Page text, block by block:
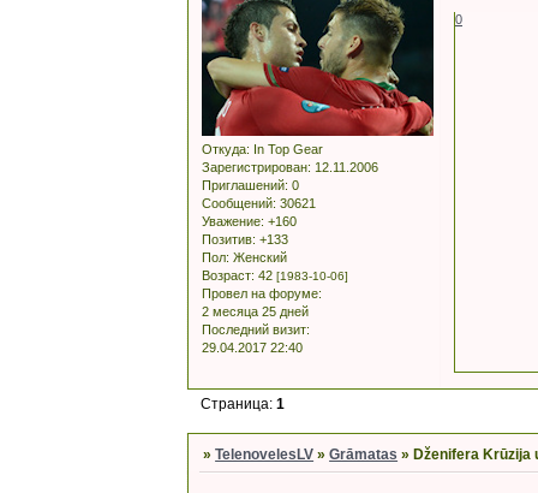
Откуда: In Top Gear
Зарегистрирован: 12.11.2006
Приглашений: 0
Сообщений: 30621
Уважение: +160
Позитив: +133
Пол: Женский
Возраст: 42 [1983-10-06]
Провел на форуме:
2 месяца 25 дней
Последний визит:
29.04.2017 22:40
0
Страница:1
»TelenovelesLV »Grāmatas »Dženifera Krūzija